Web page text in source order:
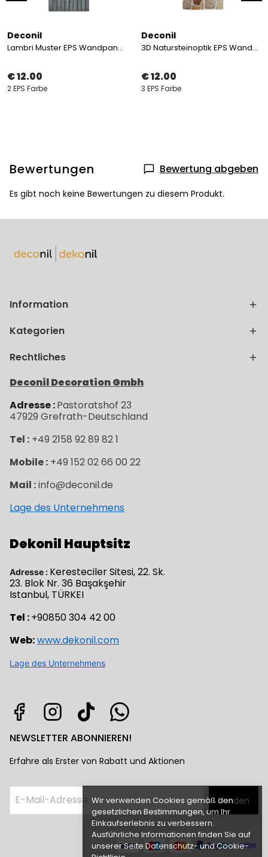
Wir verwenden Cookies gemäß den
gesetzlichen Bestimmungen, um Ihr
Einkaufserlebnis zu verbessern.
Ausführliche Informationen finden Sie auf
unserer Seite Datenschutz- und Cookie-
Deconil
Lambri Muster EPS Wandpaneel 50×100 cm
€ 12.00
2 EPS Farbe
Deconil
3D Natursteinoptik EPS Wandpaneel 50*120 cm
€ 12.00
3 EPS Farbe
Bewertungen Bewertung abgeben
Es gibt noch keine Bewertungen zu diesem Produkt.
Information
Kategorien
Rechtliches
Deconil Decoration Gmbh
Adresse :Pastoratshof 23
47929 Grefrath-Deutschland
Tel : +49 2158 92 89 82 1
Mobile : +49 152 02 66 00 22
Mail :info@deconil.de
Lage des Unternehmens
Dekonil Hauptsitz
Adresse : Keresteciler Sitesi, 22. Sk.
23. Blok Nr. 36 Başakşehir
Istanbul, TÜRKEI
Tel :+90850 304 42 00
Web:www.dekonil.com
Lage des Unternehmens
NEWSLETTER ABONNIEREN!
Erfahre als Erster von Rabatt und Aktionen
Senden